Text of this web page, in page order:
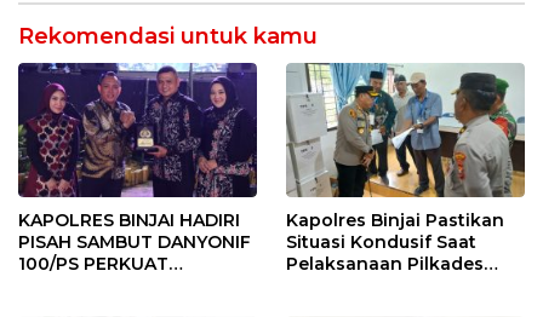
Rekomendasi untuk kamu
KAPOLRES BINJAI HADIRI
PISAH SAMBUT DANYONIF
100/PS PERKUAT
Kapolres Binjai Pastikan
Situasi Kondusif Saat
Pelaksanaan Pilkades